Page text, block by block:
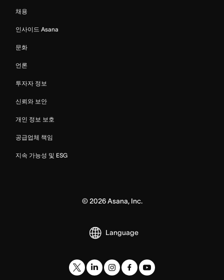
채용
인사이드 Asana
문화
언론
투자자 정보
신뢰와 보안
개인 정보 보호
공급업체 책임
지속 가능성 및 ESG
© 2026Asana, Inc.
Language